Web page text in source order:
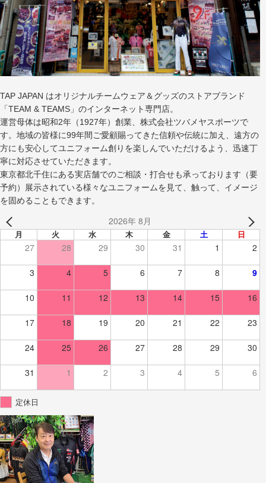
TAP JAPAN はオリジナルチームウェア＆グッズのストアブランド
「TEAM & TEAMS」のインターネット専門店。
運営母体は昭和2年（1927年）創業、株式会社ツバメヤスポーツで
す。地域の皆様に99年間ご愛顧賜ってきた信頼や伝統に加え、遠方の
方にも安心してユニフォーム創りを楽しんでいただけるよう、迅速丁
寧に対応させていただきます。
東京都北千住にある実店舗でのご相談・打合せも承っております（要
予約）展示されている様々なユニフォームを見て、触って、イメージ
を固めることもできます。
2026年 8月
月 火 水 木 金 土 日
27 28 29 30 31 1 2
3 4 5 6 7 8 9
10 11 12 13 14 15 16
17 18 19 20 21 22 23
24 25 26 27 28 29 30
31 1 2 3 4 5 6
定休日